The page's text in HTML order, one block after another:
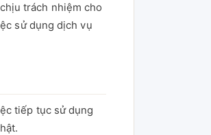
trách nhiệm cho
sử dụng dịch vụ
tiếp tục sử dụng